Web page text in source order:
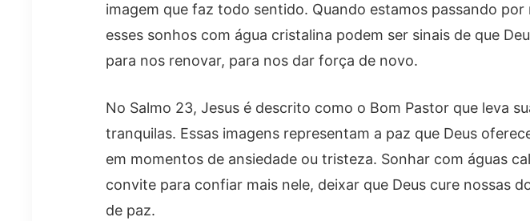
imagem que faz todo sentido. Quando estamos passando
esses sonhos com água cristalina podem ser sinais de que
para nos renovar, para nos dar força de novo.
No Salmo 23, Jesus é descrito como o Bom Pastor que leva
tranquilas. Essas imagens representam a paz que Deus
em momentos de ansiedade ou tristeza. Sonhar com águas
convite para confiar mais nele, deixar que Deus cure nossas
de paz.